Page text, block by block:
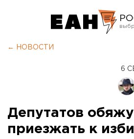
← НОВОСТИ
6
Депутатов
приезжать к